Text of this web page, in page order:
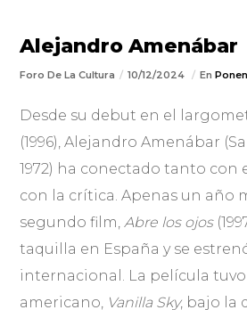
Alejandro Amenábar
Foro De La Cultura 10/12/2024 En
Desde su debut en el
(1996), Alejandro Amenábar
1972) ha conectado tanto con
con la crítica. Apenas un año
segundo film,Abre los ojos
taquilla en España y se
internacional. La película
americano, Vanilla Sky, bajo la